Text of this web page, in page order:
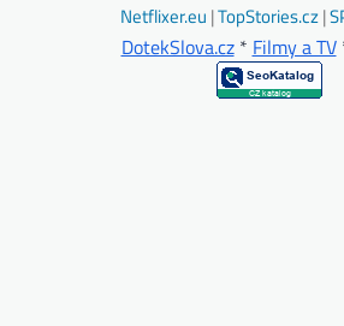
Netflixer.eu |TopStories.cz|
DotekSlova.cz* Filmy a TV